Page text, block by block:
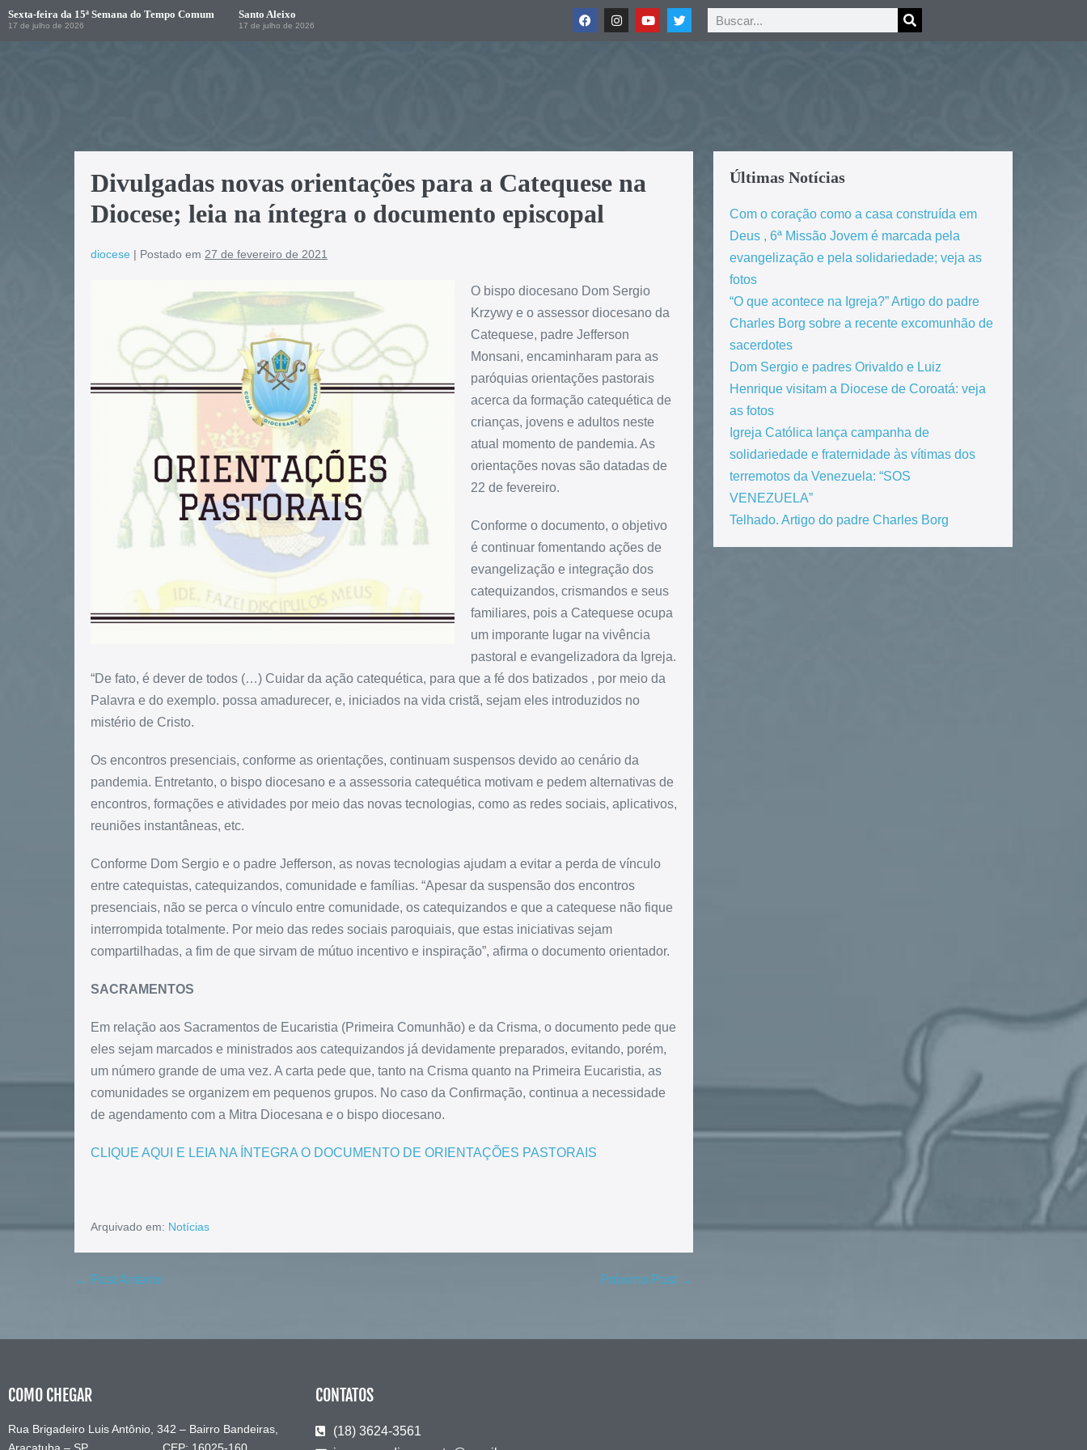
Sexta-feira da 15ª Semana do Tempo Comum
17 de julho de 2026
Santo Aleixo
17 de julho de 2026
Divulgadas novas orientações para a Catequese na
Diocese; leia na íntegra o documento episcopal
diocese | Postado em 27 de fevereiro de 2021
O bispo diocesano Dom Sergio
Krzywy e o assessor diocesano da
Catequese, padre Jefferson
Monsani, encaminharam para as
paróquias orientações pastorais
acerca da formação catequética de
crianças, jovens e adultos neste
atual momento de pandemia. As
orientações novas são datadas de
22 de fevereiro.
Conforme o documento, o objetivo
é continuar fomentando ações de
evangelização e integração dos
catequizandos, crismandos e seus
familiares, pois a Catequese ocupa
um imporante lugar na vivência
pastoral e evangelizadora da Igreja.
“De fato, é dever de todos (…) Cuidar da ação catequética, para que a fé dos batizados , por meio da
Palavra e do exemplo. possa amadurecer, e, iniciados na vida cristã, sejam eles introduzidos no
mistério de Cristo.
Os encontros presenciais, conforme as orientações, continuam suspensos devido ao cenário da
pandemia. Entretanto, o bispo diocesano e a assessoria catequética motivam e pedem alternativas de
encontros, formações e atividades por meio das novas tecnologias, como as redes sociais, aplicativos,
reuniões instantâneas, etc.
Conforme Dom Sergio e o padre Jefferson, as novas tecnologias ajudam a evitar a perda de vínculo
entre catequistas, catequizandos, comunidade e famílias. “Apesar da suspensão dos encontros
presenciais, não se perca o vínculo entre comunidade, os catequizandos e que a catequese não fique
interrompida totalmente. Por meio das redes sociais paroquiais, que estas iniciativas sejam
compartilhadas, a fim de que sirvam de mútuo incentivo e inspiração”, afirma o documento orientador.
SACRAMENTOS
Em relação aos Sacramentos de Eucaristia (Primeira Comunhão) e da Crisma, o documento pede que
eles sejam marcados e ministrados aos catequizandos já devidamente preparados, evitando, porém,
um número grande de uma vez. A carta pede que, tanto na Crisma quanto na Primeira Eucaristia, as
comunidades se organizem em pequenos grupos. No caso da Confirmação, continua a necessidade
de agendamento com a Mitra Diocesana e o bispo diocesano.
CLIQUE AQUI E LEIA NA ÍNTEGRA O DOCUMENTO DE ORIENTAÇÕES PASTORAIS
Arquivado em: Notícias
← Post Anterior Próximo Post →
Últimas Notícias
Com o coração como a casa construída em
Deus , 6ª Missão Jovem é marcada pela
evangelização e pela solidariedade; veja as
fotos
“O que acontece na Igreja?” Artigo do padre
Charles Borg sobre a recente excomunhão de
sacerdotes
Dom Sergio e padres Orivaldo e Luiz
Henrique visitam a Diocese de Coroatá: veja
as fotos
Igreja Católica lança campanha de
solidariedade e fraternidade às vítimas dos
terremotos da Venezuela: “SOS
VENEZUELA”
Telhado. Artigo do padre Charles Borg
COMO CHEGAR
Rua Brigadeiro Luis Antônio, 342 – Bairro Bandeiras,
CONTATOS
(18) 3624-3561